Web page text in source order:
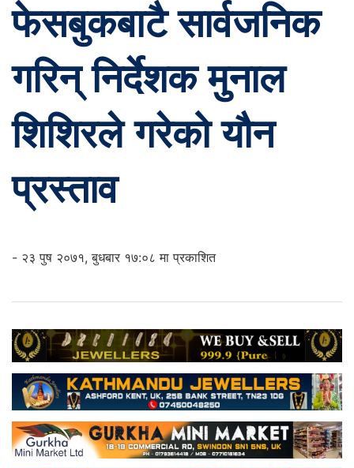
फेसबुकबाटै सार्वजनिक
गरिन् निर्देशक मुनाल
शिशिरले गरेको यौन
प्रस्ताव
- २३ पुष २०७१, बुधबार १७:०८ मा प्रकाशित